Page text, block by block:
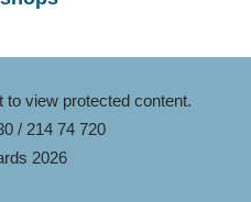
to view protected content.
/ 214 74 720
2026